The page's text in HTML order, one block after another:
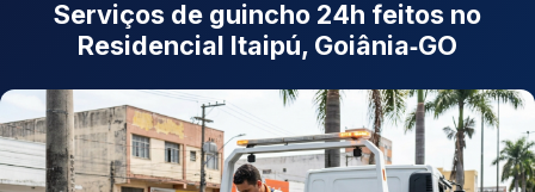
Serviços de guincho 24h feitos no
Residencial Itaipú, Goiânia‑GO